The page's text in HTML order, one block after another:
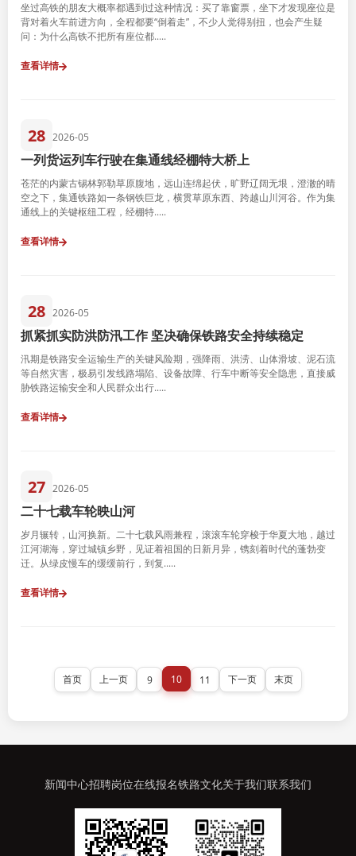
坐过高铁的朋友大概率都遇到过这种情况：买了靠窗票，坐下才发现座位是
背对着火车前进方向，全程都要“倒着走”，不少人觉得别扭，也会产生疑
问：为什么高铁不把所有座位都.....
查看详情
28 2026-05
一列货运列车行驶在集通线经棚特大桥上
苍茫的内蒙古锡林郭勒草原腹地，远山连绵起伏，旷野辽阔无垠，澄澈的晴
空之下，集通铁路如一条钢铁巨龙，横贯草原东西、跨越山川河谷。作为集
通线上的关键枢纽工程，经棚特.....
查看详情
28 2026-05
抓紧抓实防洪防汛工作 坚决确保铁路安全持续稳定
汛期是铁路安全运输生产的关键风险期，强降雨、洪涝、山体滑坡、泥石流
等自然灾害，极易引发线路塌陷、设备故障、行车中断等安全隐患，直接威
胁铁路运输安全和人民群众出行.....
查看详情
27 2026-05
二十七载车轮映山河
岁月辗转，山河换新。二十七载风雨兼程，滚滚车轮穿梭于华夏大地，越过
江河湖海，穿过城镇乡野，见证着祖国的日新月异，镌刻着时代的蓬勃变
迁。从绿皮慢车的缓缓前行，到复.....
查看详情
首页 上一页 9 10 11 下一页 末页
新闻中心招聘岗位在线报名铁路文化关于我们联系我们